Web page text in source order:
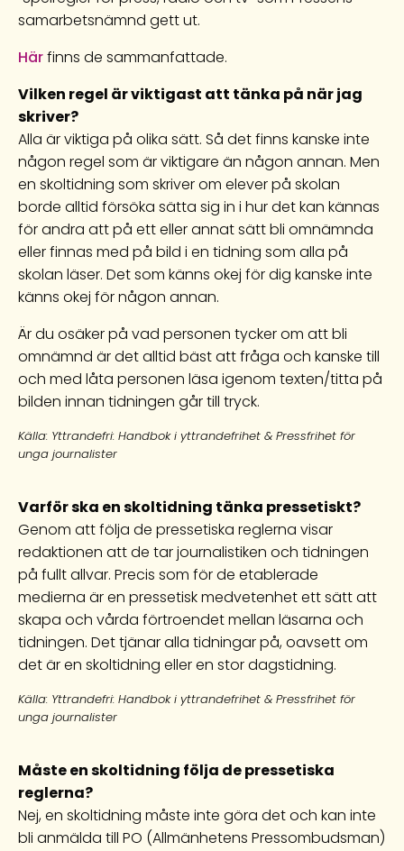
samarbetsnämnd gett ut.
Härfinns de sammanfattade.
Vilken regel är viktigast att tänka på när jag
skriver?
Alla är viktiga på olika sätt. Så det finns kanske inte
någon regel som är viktigare än någon annan. Men
en skoltidning som skriver om elever på skolan
borde alltid försöka sätta sig in i hur det kan kännas
för andra att på ett eller annat sätt bli omnämnda
eller finnas med på bild i en tidning som alla på
skolan läser. Det som känns okej för dig kanske inte
känns okej för någon annan.
Är du osäker på vad personen tycker om att bli
omnämnd är det alltid bäst att fråga och kanske till
och med låta personen läsa igenom texten/titta på
bilden innan tidningen går till tryck.
Källa: Yttrandefri: Handbok i yttrandefrihet & Pressfrihet för
unga journalister
Varför ska en skoltidning tänka pressetiskt?
Genom att följa de pressetiska reglerna visar
redaktionen att de tar journalistiken och tidningen
på fullt allvar. Precis som för de etablerade
medierna är en pressetisk medvetenhet ett sätt att
skapa och vårda förtroendet mellan läsarna och
tidningen. Det tjänar alla tidningar på, oavsett om
det är en skoltidning eller en stor dagstidning.
Källa: Yttrandefri: Handbok i yttrandefrihet & Pressfrihet för
unga journalister
Måste en skoltidning följa de pressetiska
reglerna?
Nej, en skoltidning måste inte göra det och kan inte
bli anmälda till PO (Allmänhetens Pressombudsman)